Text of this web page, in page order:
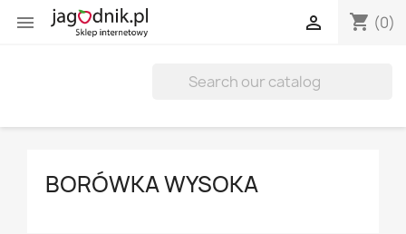
 shopping_cart (0)

BORÓWKA WYSOKA